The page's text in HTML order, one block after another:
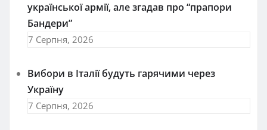
української армії, але згадав про “прапори
Бандери”
7 Серпня, 2026
Вибори в Італії будуть гарячими через
Україну
7 Серпня, 2026